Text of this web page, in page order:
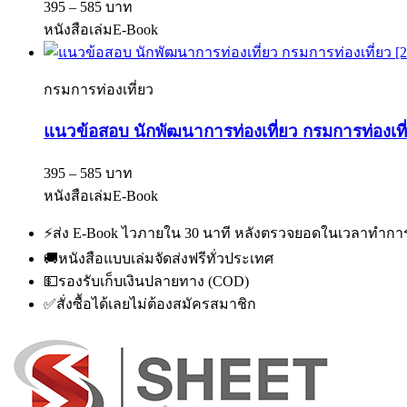
395 – 585 บาท
หนังสือเล่มE-Book
กรมการท่องเที่ยว
แนวข้อสอบ นักพัฒนาการท่องเที่ยว กรมการท่องเ
395 – 585 บาท
หนังสือเล่มE-Book
⚡ส่ง E-Book ไวภายใน 30 นาที หลังตรวจยอดในเวลาทำกา
🚚หนังสือแบบเล่มจัดส่งฟรีทั่วประเทศ
💵รองรับเก็บเงินปลายทาง (COD)
✅สั่งซื้อได้เลยไม่ต้องสมัครสมาชิก